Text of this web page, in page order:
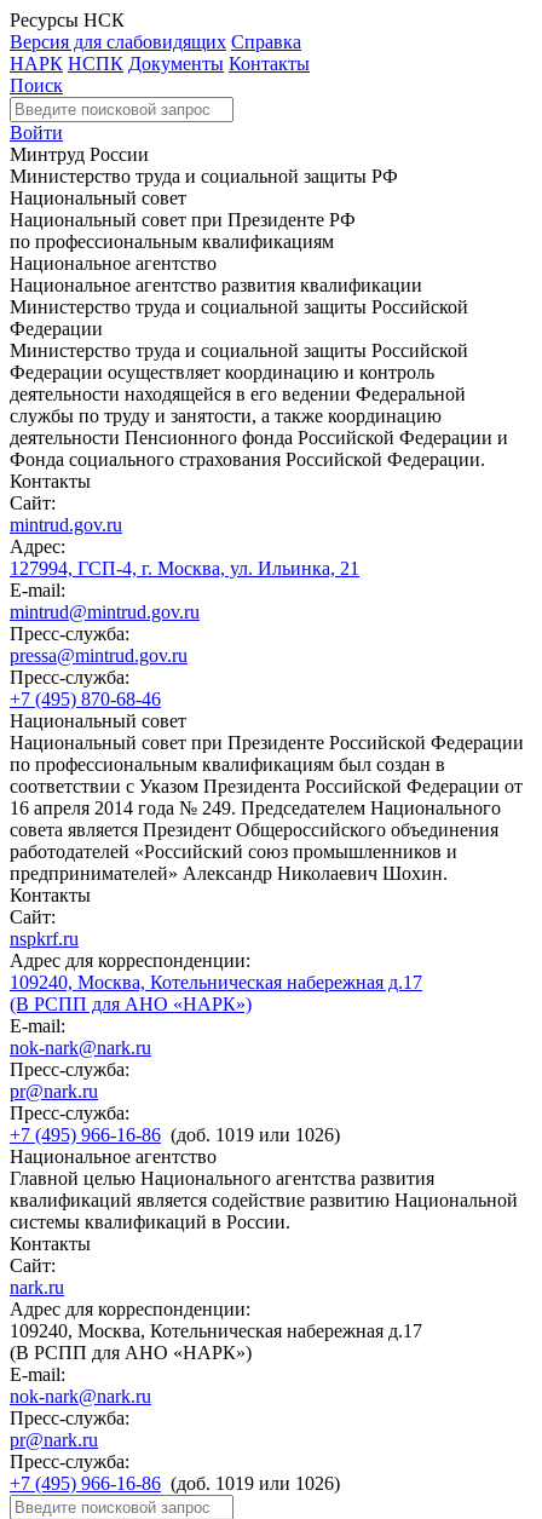
Ресурсы НСК
Версия для слабовидящих Справка
НАРК НСПК Документы Контакты
Поиск
Войти
Минтруд России
Министерство труда и социальной защиты РФ
Национальный совет
Национальный совет при Президенте РФ
по профессиональным квалификациям
Национальное агентство
Национальное агентство развития квалификации
Министерство труда и социальной защиты Российской
Федерации
Министерство труда и социальной защиты Российской
Федерации осуществляет координацию и контроль
деятельности находящейся в его ведении Федеральной
службы по труду и занятости, а также координацию
деятельности Пенсионного фонда Российской Федерации и
Фонда социального страхования Российской Федерации.
Контакты
Сайт:
mintrud.gov.ru
Адрес:
127994, ГСП-4, г. Москва, ул. Ильинка, 21
E-mail:
mintrud@mintrud.gov.ru
Пресс-служба:
pressa@mintrud.gov.ru
Пресс-служба:
+7 (495) 870-68-46
Национальный совет
Национальный совет при Президенте Российской Федерации
по профессиональным квалификациям был создан в
соответствии с Указом Президента Российской Федерации от
16 апреля 2014 года № 249. Председателем Национального
совета является Президент Общероссийского объединения
работодателей «Российский союз промышленников и
предпринимателей» Александр Николаевич Шохин.
Контакты
Сайт:
nspkrf.ru
Адрес для корреспонденции:
109240, Москва, Котельническая набережная д.17
(В РСПП для АНО «НАРК»)
E-mail:
nok-nark@nark.ru
Пресс-служба:
pr@nark.ru
Пресс-служба:
+7 (495) 966-16-86 (доб. 1019 или 1026)
Национальное агентство
Главной целью Национального агентства развития
квалификаций является содействие развитию Национальной
системы квалификаций в России.
Контакты
Сайт:
nark.ru
Адрес для корреспонденции:
109240, Москва, Котельническая набережная д.17
(В РСПП для АНО «НАРК»)
E-mail:
nok-nark@nark.ru
Пресс-служба:
pr@nark.ru
Пресс-служба:
+7 (495) 966-16-86 (доб. 1019 или 1026)